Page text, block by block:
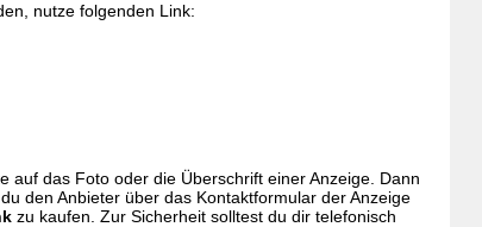
nutze folgenden Link:
auf das Foto oder die Überschrift einer Anzeige. Dann
den Anbieter über das Kontaktformular der Anzeige
zu kaufen. Zur Sicherheit solltest du dir telefonisch